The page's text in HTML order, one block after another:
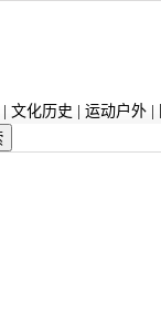
文化历史 运动户外